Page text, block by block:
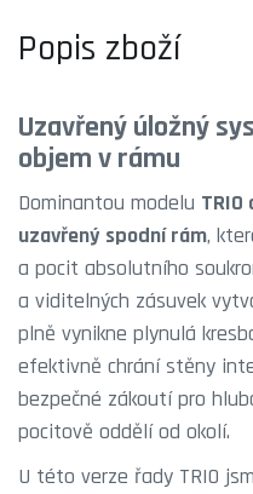
Popis zboží
Uzavřený úložný
objem v rámu
Dominantou modelu TRIO
uzavřený spodní rám,
a pocit absolutního
a viditelných zásuvek
plně vynikne plynulá
efektivně chrání stěny
bezpečné zákoutí pro
pocitově oddělí od okolí.
U této verze řady TRIO